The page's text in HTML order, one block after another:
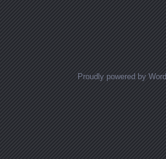
Proudly powered by